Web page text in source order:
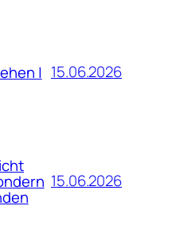
| 15.06.2026
15.06.2026